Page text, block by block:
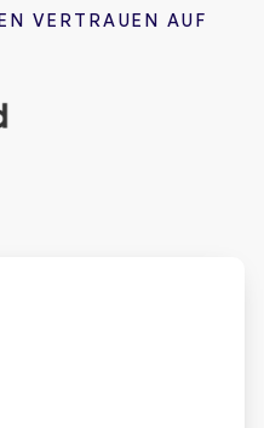
VERTRAUEN AUF